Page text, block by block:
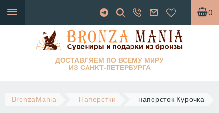
0
ДОСТАВЛЯЕМ ПО ВСЕМУ МИРУ
ИЗ САНКТ-ПЕТЕРБУРГА
BronzaMania Наперстки наперсток Курочка